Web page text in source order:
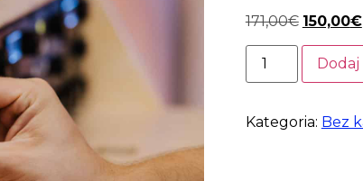
171,00€ 150,00€
Kategoria: Bez